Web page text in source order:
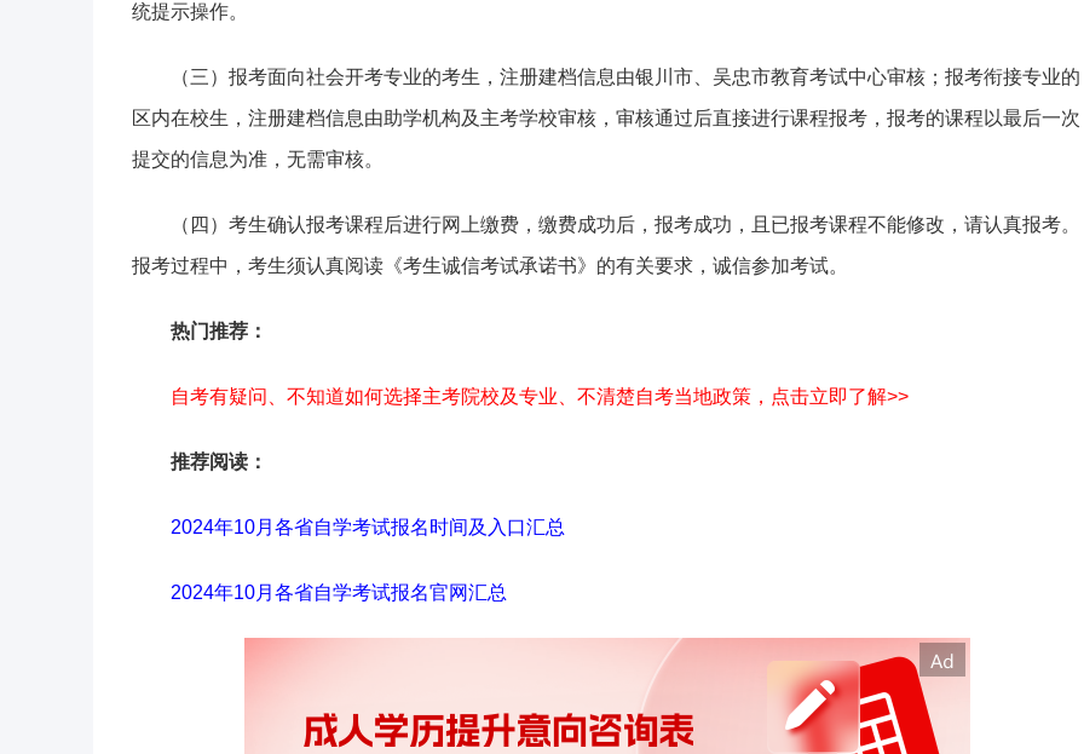
统提示操作。
（三）报考面向社会开考专业的考生，注册建档信息由银川市、吴忠市教育考试中心审核；报考衔接专业的
区内在校生，注册建档信息由助学机构及主考学校审核，审核通过后直接进行课程报考，报考的课程以最后一次
提交的信息为准，无需审核。
（四）考生确认报考课程后进行网上缴费，缴费成功后，报考成功，且已报考课程不能修改，请认真报考。
报考过程中，考生须认真阅读《考生诚信考试承诺书》的有关要求，诚信参加考试。
热门推荐：
自考有疑问、不知道如何选择主考院校及专业、不清楚自考当地政策，点击立即了解>>
推荐阅读：
2024年10月各省自学考试报名时间及入口汇总
2024年10月各省自学考试报名官网汇总